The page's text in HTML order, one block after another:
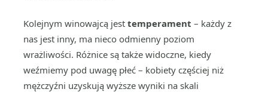
Kolejnym winowajcą jest temperament – każdy z
nas jest inny, ma nieco odmienny poziom
wrażliwości. Różnice są także widoczne, kiedy
weźmiemy pod uwagę płeć – kobiety częściej niż
mężczyźni uzyskują wyższe wyniki na skali